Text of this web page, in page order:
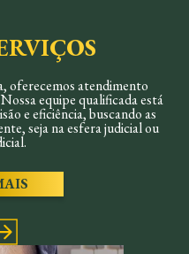
oferecemos atendimento
equipe qualificada está
e eficiência, buscando as
seja na esfera judicial ou